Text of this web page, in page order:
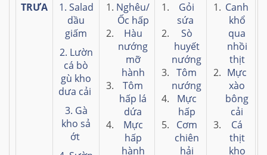
TRƯA
1. Salad
dầu
giấm
2. Lườn
cá bò
gù kho
dưa cải
3. Gà
kho sả
ớt
Nghêu/
Ốc hấp
Hàu
nướng
mỡ
hành
Tôm
hấp lá
dứa
Mực
hấp
hành
Gỏi
sứa
Sò
huyết
nướng
Tôm
nướng
Mực
hấp
Cơm
chiên
hải
Canh
khổ
qua
nhồi
thịt
Mực
xào
bông
cải
Cá
thịt
kho